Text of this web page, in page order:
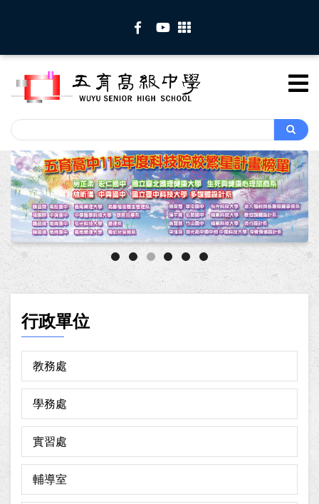
內
Search
Search
行政單位
教務處
學務處
實習處
輔導室